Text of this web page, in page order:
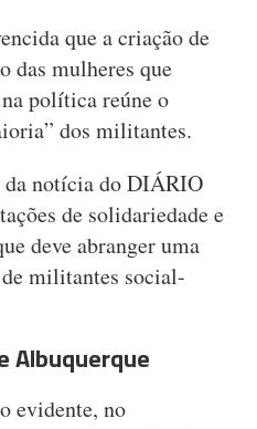
que a criação de
das mulheres que
política reúne o
dos militantes.
da notícia do DIÁRIO
de solidariedade e
deve abranger uma
militantes social-
Albuquerque
evidente, no